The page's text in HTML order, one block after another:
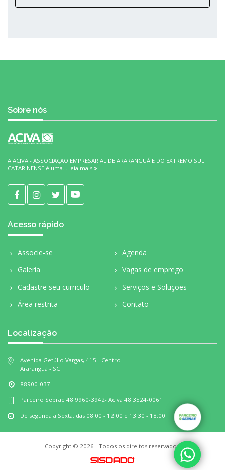
Sobre nós
A ACIVA - ASSOCIAÇÃO EMPRESARIAL DE ARARANGUÁ E DO EXTREMO SUL
CATARINENSE é uma...Leia mais
Acesso rápido
Associe-se
Agenda
Galeria
Vagas de emprego
Cadastre seu curriculo
Serviços e Soluções
Área restrita
Contato
Localização
Avenida Getúlio Vargas, 415 - Centro
Araranguá - SC
88900-037
Parceiro Sebrae 48 9960-3942- Aciva 48 3524-0061
De segunda a Sexta, das 08:00 - 12:00 e 13:30 - 18:00
Copyright © 2026 - Todos os direitos reservados.